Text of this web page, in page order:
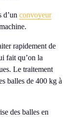
d’unconvoyeur
rapidement de
fait qu’on la
Le traitement
balles de 400 kg à
des balles en